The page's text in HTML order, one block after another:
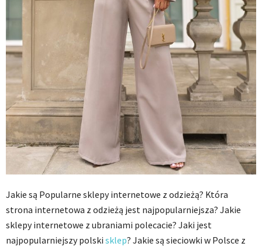
Jakie są Popularne sklepy internetowe z odzieżą? Która
strona internetowa z odzieżą jest najpopularniejsza? Jakie
sklepy internetowe z ubraniami polecacie? Jaki jest
najpopularniejszy polski sklep? Jakie są sieciowki w Polsce z